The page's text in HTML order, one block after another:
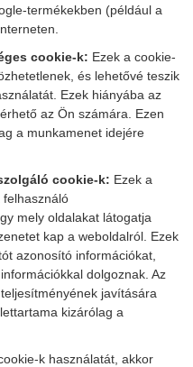
termékekben (például a
cookie-k: Ezek a cookie-
és lehetővé teszik
Ezek hiányába az
az Ön számára. Ezen
a munkamenet idejére
cookie-k: Ezek a
mely oldalakat látogatja
kap a weboldalról. Ezek
azonosító információkat,
dolgoznak. Az
javítására
kizárólag a
k használatát, akkor